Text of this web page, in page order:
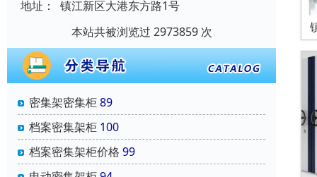
地址：
镇江新区大港东方路1号
本站共被浏览过 2973859 次
密集架密集柜89
档案密集架柜 100
档案密集架柜价格 99